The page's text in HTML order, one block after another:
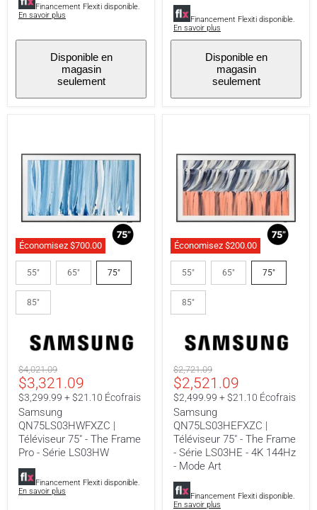
Financement Flexiti disponible.
En savoir plus
Disponible en
magasin
seulement
Financement Flexiti disponible.
En savoir plus
Disponible en
magasin
seulement
Économisez $700.00
Samsung
QN75LS03HWFXZC
Téléviseur
75"
-
Frame
Pro
Série
LS03HW
55" 65" 75"
85"
Prix
original
$4,021.09
Prix
actuel
$3,321.09
$3,299.99 + $21.10 Écofrais
Samsung
QN75LS03HWFXZC |
Téléviseur 75" - The Frame
Pro - Série LS03HW
Financement Flexiti disponible.
En savoir plus
Économisez $200.00
Samsung
QN75LS03HEFXZC
Téléviseur
75"
-
Frame
LS03HE
4K
144Hz
Mode
Art
55" 65" 75"
85"
Prix
original
$2,721.09
Prix
actuel
$2,521.09
$2,499.99 + $21.10 Écofrais
Samsung
QN75LS03HEFXZC |
Téléviseur 75" - The Frame
- Série LS03HE - 4K 144Hz
- Mode Art
Financement Flexiti disponible.
En savoir plus